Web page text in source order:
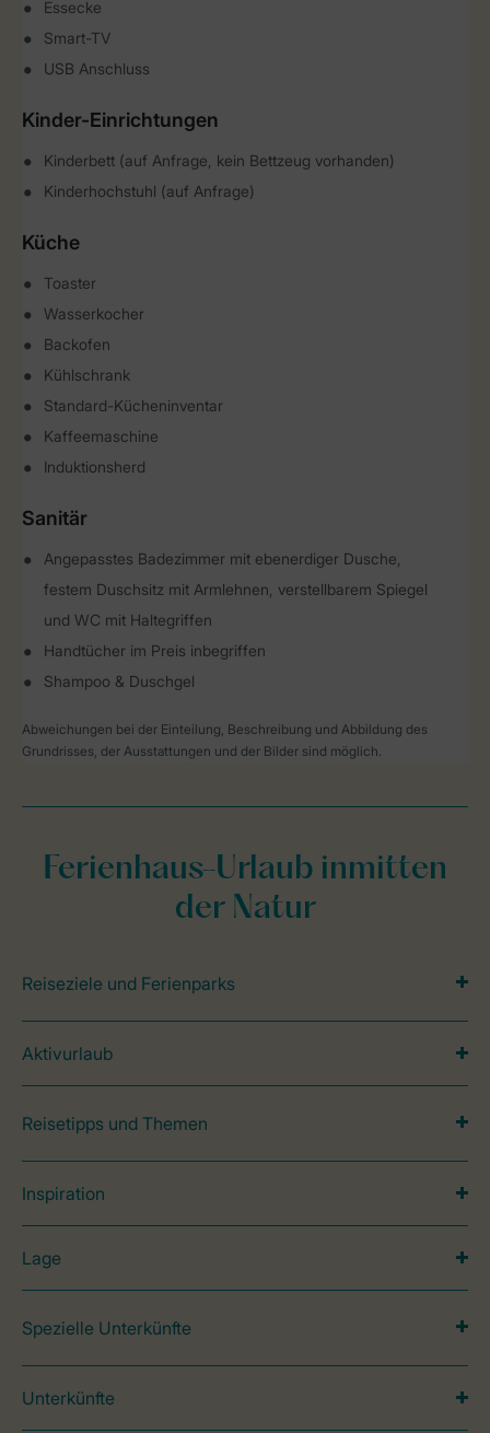
Essecke
Smart-TV
USB Anschluss
Kinder-Einrichtungen
Kinderbett (auf Anfrage, kein Bettzeug vorhanden)
Kinderhochstuhl (auf Anfrage)
Küche
Toaster
Wasserkocher
Backofen
Kühlschrank
Standard-Kücheninventar
Kaffeemaschine
Induktionsherd
Sanitär
Angepasstes Badezimmer mit ebenerdiger Dusche,
festem Duschsitz mit Armlehnen, verstellbarem Spiegel
und WC mit Haltegriffen
Handtücher im Preis inbegriffen
Shampoo & Duschgel
Abweichungen bei der Einteilung, Beschreibung und Abbildung des
Grundrisses, der Ausstattungen und der Bilder sind möglich.
Ferienhaus-Urlaub inmitten
der Natur
Reiseziele und Ferienparks
Aktivurlaub
Reisetipps und Themen
Inspiration
Lage
Spezielle Unterkünfte
Unterkünfte